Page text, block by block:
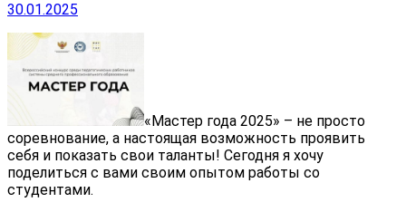
30.01.2025
«Мастер года 2025» – не просто
соревнование, а настоящая возможность проявить
себя и показать свои таланты! Сегодня я хочу
поделиться с вами своим опытом работы со
студентами.